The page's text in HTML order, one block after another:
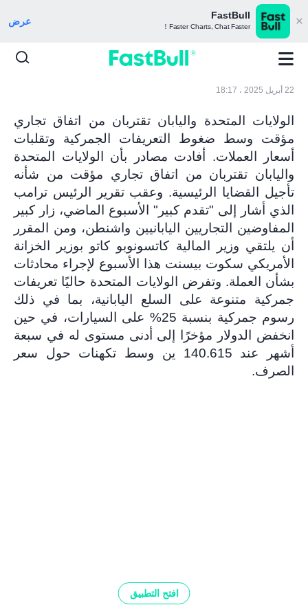
FastBull
Faster Charts, Chat Faster！ عرض
22 أبريل 2025 ، 18:17
الولايات المتحدة واليابان تقتربان من اتفاق تجاري
مؤقت وسط ضغوط التعريفات الجمركية وتقلبات
أسعار العملات. أفادت مصادر بأن الولايات المتحدة
واليابان تقتربان من اتفاق تجاري مؤقت من شأنه
تأجيل القضايا الرئيسية. وعقب تقرير الرئيس ترامب
الذي أشار إلى "تقدم كبير" الأسبوع الماضي، زار كبير
المفاوضين التجاريين اليابانيين واشنطن، ومن المقرر
أن يلتقي وزير المالية كاتسونوبو كاتو بوزير الخزانة
الأمريكي سكوت بيسنت هذا الأسبوع لإجراء محادثات
بشأن العملة. وتفرض الولايات المتحدة حاليًا تعريفات
جمركية متنوعة على السلع اليابانية، بما في ذلك
رسوم جمركية بنسبة 25% على السيارات، في حين
انخفض الدولار مؤخرًا إلى أدنى مستوى له في سبعة
أشهر عند 140.615 ين وسط تكهنات حول سعر
الصرف.
افتح التطبيق